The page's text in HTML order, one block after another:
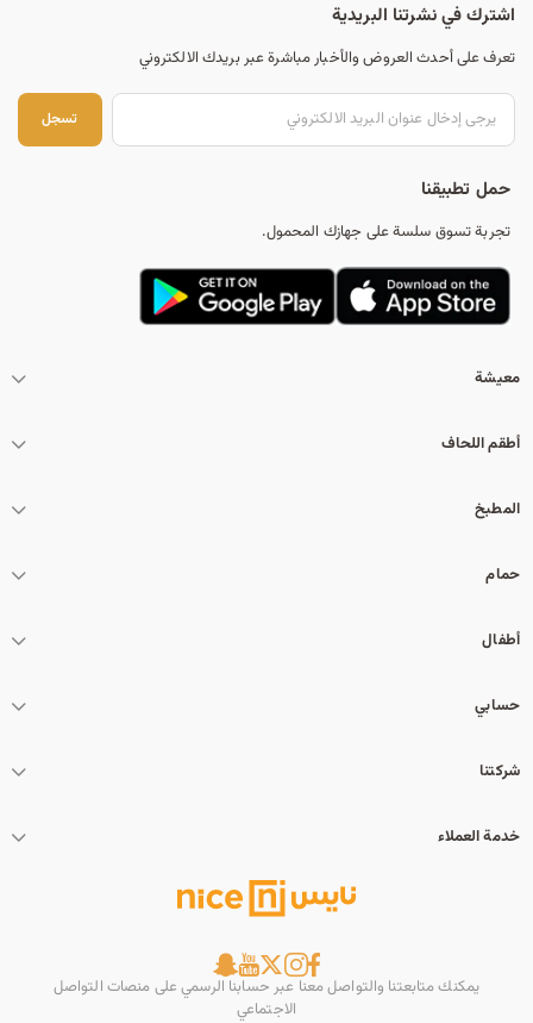
اشترك في نشرتنا البريدية
تعرف على أحدث العروض والأخبار مباشرة عبر بريدك الالكتروني
تسجل
حمل تطبيقنا
تجربة تسوق سلسة على جهازك المحمول.
معيشة
أطقم اللحاف
المطبخ
حمام
أطفال
حسابي
شركتنا
خدمة العملاء
يمكنك متابعتنا والتواصل معنا عبر حسابنا الرسمي على منصات التواصل
الاجتماعي